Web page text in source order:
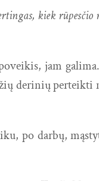
kiek
jam
derinių
po darbų,